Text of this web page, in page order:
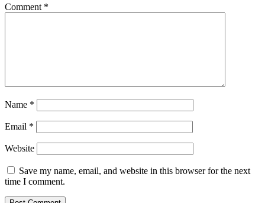
Comment *
Name *
Email *
Website
Save my name, email, and website in this browser for the next
time I comment.